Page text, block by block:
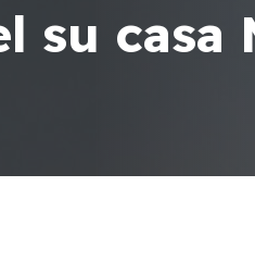
su casa